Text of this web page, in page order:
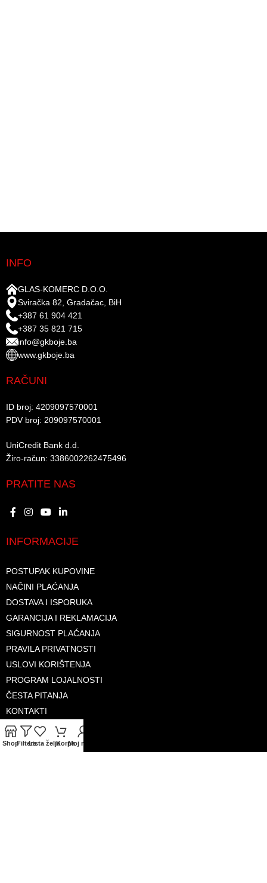
INFO
GLAS-KOMERC D.O.O.
Sviračka 82, Gradačac, BiH
+387 61 904 421
+387 35 821 715
info@gkboje.ba
www.gkboje.ba
RAČUNI
ID broj: 4209097570001​
PDV broj: 209097570001 ​
UniCredit Bank d.d.​
Žiro-račun: 3386002262475496​​
PRATITE NAS
INFORMACIJE
POSTUPAK KUPOVINE
NAČINI PLAĆANJA
DOSTAVA I ISPORUKA
GARANCIJA I REKLAMACIJA
SIGURNOST PLAĆANJA
PRAVILA PRIVATNOSTI
USLOVI KORIŠTENJA
PROGRAM LOJALNOSTI
ČESTA PITANJA
KONTAKTI
O NAMA
ShopFiltersLista željaKorpaMoj račun